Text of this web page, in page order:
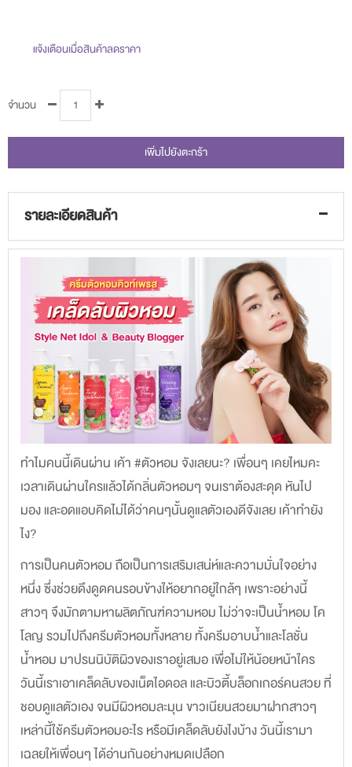
แจ้งเตือนเมื่อสินค้าลดราคา
จำนวน
เพิ่มไปยังตะกร้า
รายละเอียดสินค้า
ทำไมคนนี้เดินผ่าน เค้า #ตัวหอม จังเลยนะ? เพื่อนๆ เคยไหมคะ
เวลาเดินผ่านใครแล้วได้กลิ่นตัวหอมๆ จนเราต้องสะดุด หันไป
มอง และอดแอบคิดไม่ได้ว่าคนๆนั้นดูแลตัวเองดีจังเลย เค้าทำยัง
ไง?
การเป็นคนตัวหอม ถือเป็นการเสริมเสน่ห์และความมั่นใจอย่าง
หนึ่ง ซึ่งช่วยดึงดูดคนรอบข้างให้อยากอยู่ใกล้ๆ เพราะอย่างนี้
สาวๆ จึงมักตามหาผลิตภัณฑ์ความหอม ไม่ว่าจะเป็นน้ำหอม โค
โลญ รวมไปถึงครีมตัวหอมทั้งหลาย ทั้งครีมอาบน้ำและโลชั่น
น้ำหอม มาปรนนิบัติผิวของเราอยู่เสมอ เพื่อไม่ให้น้อยหน้าใคร
วันนี้เราเอาเคล็ดลับของเน็ตไอดอล และบิวตี้บล็อกเกอร์คนสวย ที่
ชอบดูแลตัวเอง จนมีผิวหอมละมุน ขาวเนียนสวยมาฝากสาวๆ
เหล่านี้ใช้ครีมตัวหอมอะไร หรือมีเคล็ดลับยังไงบ้าง วันนี้เรามา
เฉลยให้เพื่อนๆ ได้อ่านกันอย่างหมดเปลือก